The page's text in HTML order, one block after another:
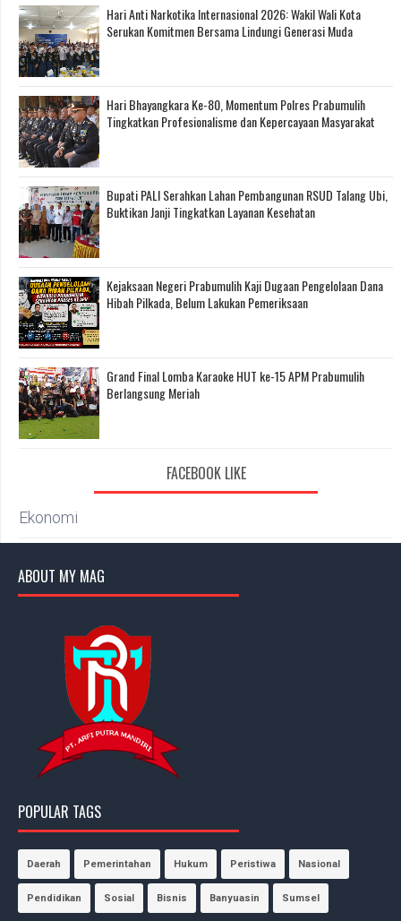
Hari Anti Narkotika Internasional 2026: Wakil Wali Kota
Serukan Komitmen Bersama Lindungi Generasi Muda
Hari Bhayangkara Ke-80, Momentum Polres Prabumulih
Tingkatkan Profesionalisme dan Kepercayaan Masyarakat
Bupati PALI Serahkan Lahan Pembangunan RSUD Talang Ubi,
Buktikan Janji Tingkatkan Layanan Kesehatan
Kejaksaan Negeri Prabumulih Kaji Dugaan Pengelolaan Dana
Hibah Pilkada, Belum Lakukan Pemeriksaan
Grand Final Lomba Karaoke HUT ke-15 APM Prabumulih
Berlangsung Meriah
FACEBOOK LIKE
Ekonomi
ABOUT MY MAG
POPULAR TAGS
Daerah Pemerintahan Hukum Peristiwa Nasional
Pendidikan Sosial Bisnis Banyuasin Sumsel